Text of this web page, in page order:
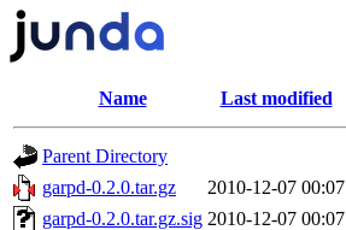
Name Last modified
Parent Directory
garpd-0.2.0.tar.gz
2010-12-07 00:07
garpd-0.2.0.tar.gz.sig 2010-12-07 00:07